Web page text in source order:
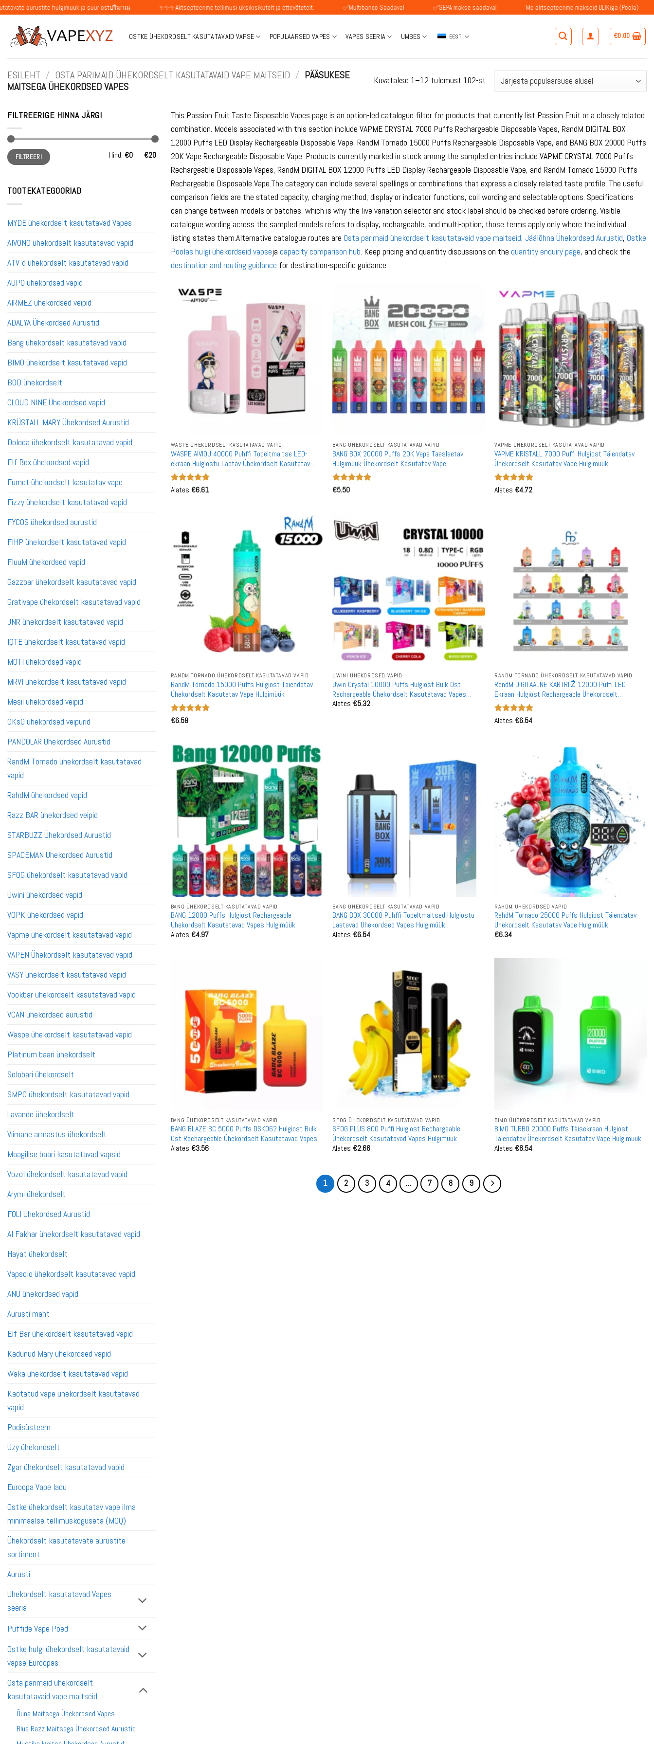
Skip
content
hulgimüük ja suur ostปริมาณ ✨✨✨Aktsepteerime tellimusi üksikisikutelt ja ettevõtetelt. ✅Multibanco Saadaval ✅SEPA makse saadaval Me aktsepteerime makseid BLIKiga (Poola)
OSTKE ÜHEKORDSELT KASUTATAVAID VAPSE POPULAARSED VAPES VAPES SEERIA UMBES EESTI €0.00
ESILEHT / OSTA PARIMAID ÜHEKORDSELT KASUTATAVAID VAPE MAITSEID / PÄÄSUKESE
MAITSEGA ÜHEKORDSED VAPES
Kuvatakse 1–12 tulemust 102-stSorteeritud
populaarsuse
FILTREERIGE HINNA JÄRGI
Minimaalne
hind
Maksimaalne
hindFILTREERI Hind: €0 — €20
TOOTEKATEGOORIAD
MYDE ühekordselt kasutatavad Vapes
AIVONO ühekordselt kasutatavad vapid
ATV-d ühekordselt kasutatavad vapid
AUPO ühekordsed vapid
AIRMEZ ühekordsed veipid
ADALYA Ühekordsed Aurustid
Bang ühekordselt kasutatavad vapid
BIMO ühekordselt kasutatavad vapid
BOD ühekordselt
CLOUD NINE Ühekordsed vapid
KRÜSTALL MARY Ühekordsed Aurustid
Doloda ühekordselt kasutatavad vapid
Elf Box ühekordsed vapid
Fumot ühekordselt kasutatav vape
Fizzy ühekordselt kasutatavad vapid
FYCOS ühekordsed aurustid
FIHP ühekordselt kasutatavad vapid
FluuM ühekordsed vapid
Gazzbar ühekordselt kasutatavad vapid
Grativape ühekordselt kasutatavad vapid
JNR ühekordselt kasutatavad vapid
IQTE ühekordselt kasutatavad vapid
MOTI ühekordsed vapid
MRVI ühekordselt kasutatavad vapid
Mesii ühekordsed veipid
OKsO ühekordsed veipurid
PANDOLAR Ühekordsed Aurustid
RandM Tornado ühekordselt kasutatavad
vapid
RahdM ühekordsed vapid
Razz BAR ühekordsed veipid
STARBUZZ Ühekordsed Aurustid
SPACEMAN Ühekordsed Aurustid
SFOG ühekordselt kasutatavad vapid
Uwini ühekordsed vapid
VOPK ühekordsed vapid
Vapme ühekordselt kasutatavad vapid
VAPEN Ühekordselt kasutatavad vapid
VASY ühekordselt kasutatavad vapid
Vookbar ühekordselt kasutatavad vapid
VCAN ühekordsed aurustid
Waspe ühekordselt kasutatavad vapid
Platinum baari ühekordselt
Solobari ühekordselt
SMPO ühekordselt kasutatavad vapid
Lavande ühekordselt
Viimane armastus ühekordselt
Maagilise baari kasutatavad vapsid
Vozol ühekordselt kasutatavad vapid
Arymi ühekordselt
FOLI Ühekordsed Aurustid
Al Fakhar ühekordselt kasutatavad vapid
Hayat ühekordselt
Vapsolo ühekordselt kasutatavad vapid
ANU ühekordsed vapid
Aurusti maht
Elf Bar ühekordselt kasutatavad vapid
Kadunud Mary ühekordsed vapid
Waka ühekordselt kasutatavad vapid
Kaotatud vape ühekordselt kasutatavad
vapid
Podisüsteem
Uzy ühekordselt
Zgar ühekordselt kasutatavad vapid
Euroopa Vape ladu
Ostke ühekordselt kasutatav vape ilma
minimaalse tellimuskoguseta (MOQ)
Ühekordselt kasutatavate aurustite
sortiment
Aurusti
Ühekordselt kasutatavad Vapes
seeria
Puffide Vape Poed
Ostke hulgi ühekordselt kasutatavaid
vapse Euroopas
Osta parimaid ühekordselt
kasutatavaid vape maitseid
Õuna Maitsega Ühekordsed Vapes
Blue Razz Maitsega Ühekordsed Aurustid
This Passion Fruit Taste Disposable Vapes page is an option-led catalogue filter for products that currently list Passion Fruit or a closely related
combination. Models associated with this section include VAPME CRYSTAL 7000 Puffs Rechargeable Disposable Vapes, RandM DIGITAL BOX
12000 Puffs LED Display Rechargeable Disposable Vape, RandM Tornado 15000 Puffs Rechargeable Disposable Vape, and BANG BOX 20000 Puffs
20K Vape Rechargeable Disposable Vape. Products currently marked in stock among the sampled entries include VAPME CRYSTAL 7000 Puffs
Rechargeable Disposable Vapes, RandM DIGITAL BOX 12000 Puffs LED Display Rechargeable Disposable Vape, and RandM Tornado 15000 Puffs
Rechargeable Disposable Vape.The category can include several spellings or combinations that express a closely related taste profile. The useful
comparison fields are the stated capacity, charging method, display or indicator functions, coil wording and selectable options. Specifications
can change between models or batches, which is why the live variation selector and stock label should be checked before ordering. Visible
catalogue wording across the sampled models refers to display, rechargeable, and multi-option; those terms apply only where the individual
listing states them.Alternative catalogue routes are Osta parimaid ühekordselt kasutatavaid vape maitseid, Jäälõhna Ühekordsed Aurustid, Ostke
Poolas hulgi ühekordseid vapseja capacity comparison hub. Keep pricing and quantity discussions on the quantity enquiry page, and check the
destination and routing guidance for destination-specific guidance.
WASPE ÜHEKORDSELT KASUTATAVAD VAPID
WASPE AIVIOU 40000 Puhffi Topeltmaitse LED-
ekraan Hulgiostu Laetav Ühekordselt Kasutatav
Vape Hulgimüük
Hinnanguga
Alates €6.61
BANG ÜHEKORDSELT KASUTATAVAD VAPID
BANG BOX 20000 Puffs 20K Vape Taaslaetav
Hulgimüük Ühekordselt Kasutatav Vape
Hulgiostmine
Hinnanguga
€5.50
VAPME ÜHEKORDSELT KASUTATAVAD VAPID
VAPME KRISTALL 7000 Puffi Hulgiost Täiendatav
Ühekordselt Kasutatav Vape Hulgimüük
Hinnanguga
Alates €4.72
RANDM TORNADO ÜHEKORDSELT KASUTATAVAD VAPID
RandM Tornado 15000 Puffs Hulgiost Täiendatav
Ühekordselt Kasutatav Vape Hulgimüük
Hinnanguga
€6.58
UWINI ÜHEKORDSED VAPID
Uwin Crystal 10000 Puffs Hulgiost Bulk Ost
Rechargeable Ühekordselt Kasutatavad Vapes
Hulgimüük
Alates €5.32
RANDM TORNADO ÜHEKORDSELT KASUTATAVAD VAPID
RandM DIGITAALNE KARTRIIŽ 12000 Puffi LED
Ekraan Hulgiost Rechargeable Ühekordselt
Kasutatav Vape Hulgimüük
Hinnanguga
Alates €6.54
BANG ÜHEKORDSELT KASUTATAVAD VAPID
BANG 12000 Puffs Hulgiost Rechargeable
Ühekordselt Kasutatavad Vapes Hulgimüük
Alates €4.97
BANG ÜHEKORDSELT KASUTATAVAD VAPID
BANG BOX 30000 Puhffi Topeltmaitsed Hulgiostu
Laetavad Ühekordsed Vapes Hulgimüük
Alates €6.54
RAHDM ÜHEKORDSED VAPID
RahdM Tornado 25000 Puffs Hulgiost Täiendatav
Ühekordselt Kasutatav Vape Hulgimüük
€6.34
BANG ÜHEKORDSELT KASUTATAVAD VAPID
BANG BLAZE BC 5000 Puffs DSK062 Hulgiost Bulk
Ost Rechargeable Ühekordselt Kasutatavad Vapes
Hulgimüük
Alates €3.56
SFOG ÜHEKORDSELT KASUTATAVAD VAPID
SFOG PLUS 800 Puffi Hulgiost Rechargeable
Ühekordselt Kasutatavad Vapes Hulgimüük
Alates €2.66
BIMO ÜHEKORDSELT KASUTATAVAD VAPID
BIMO TURBO 20000 Puffs Täisekraan Hulgiost
Täiendatav Ühekordselt Kasutatav Vape Hulgimüük
Alates €6.54
1 2 3 4 … 7 8 9